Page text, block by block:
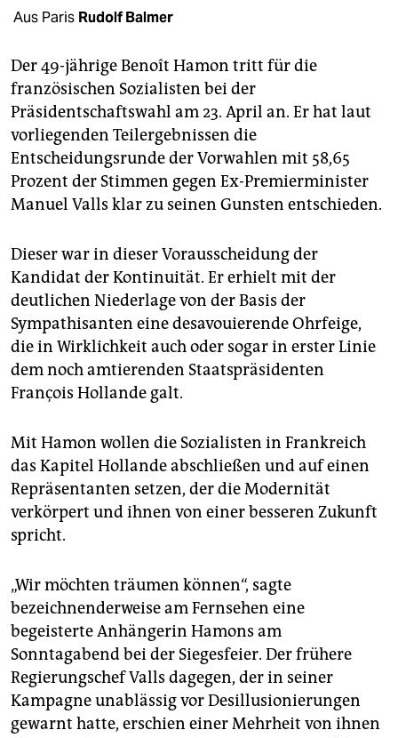
unterstützen
abo
genossenschaft
epaper login
Aus Paris Rudolf Balmer
Der 49-jährige Benoît Hamon tritt für die
französischen Sozialisten bei der
Präsidentschaftswahl am 23. April an. Er hat laut
vorliegenden Teilergebnissen die
Entscheidungsrunde der Vorwahlen mit 58,65
Prozent der Stimmen gegen Ex-Premierminister
Manuel Valls klar zu seinen Gunsten entschieden.
Dieser war in dieser Vorausscheidung der
Kandidat der Kontinuität. Er erhielt mit der
deutlichen Niederlage von der Basis der
Sympathisanten eine desavouierende Ohrfeige,
die in Wirklichkeit auch oder sogar in erster Linie
dem noch amtierenden Staatspräsidenten
François Hollande galt.
Mit Hamon wollen die Sozialisten in Frankreich
das Kapitel Hollande abschließen und auf einen
Repräsentanten setzen, der die Modernität
verkörpert und ihnen von einer besseren Zukunft
spricht.
„Wir möchten träumen können“, sagte
bezeichnenderweise am Fernsehen eine
begeisterte Anhängerin Hamons am
Sonntagabend bei der Siegesfeier. Der frühere
Regierungschef Valls dagegen, der in seiner
Kampagne unablässig vor Desillusionierungen
gewarnt hatte, erschien einer Mehrheit von ihnen